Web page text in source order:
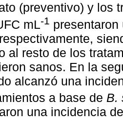
(preventivo) y los
mL-1
al resto de los
sanos. En la
alcanzó una
a base de B.
una incidencia